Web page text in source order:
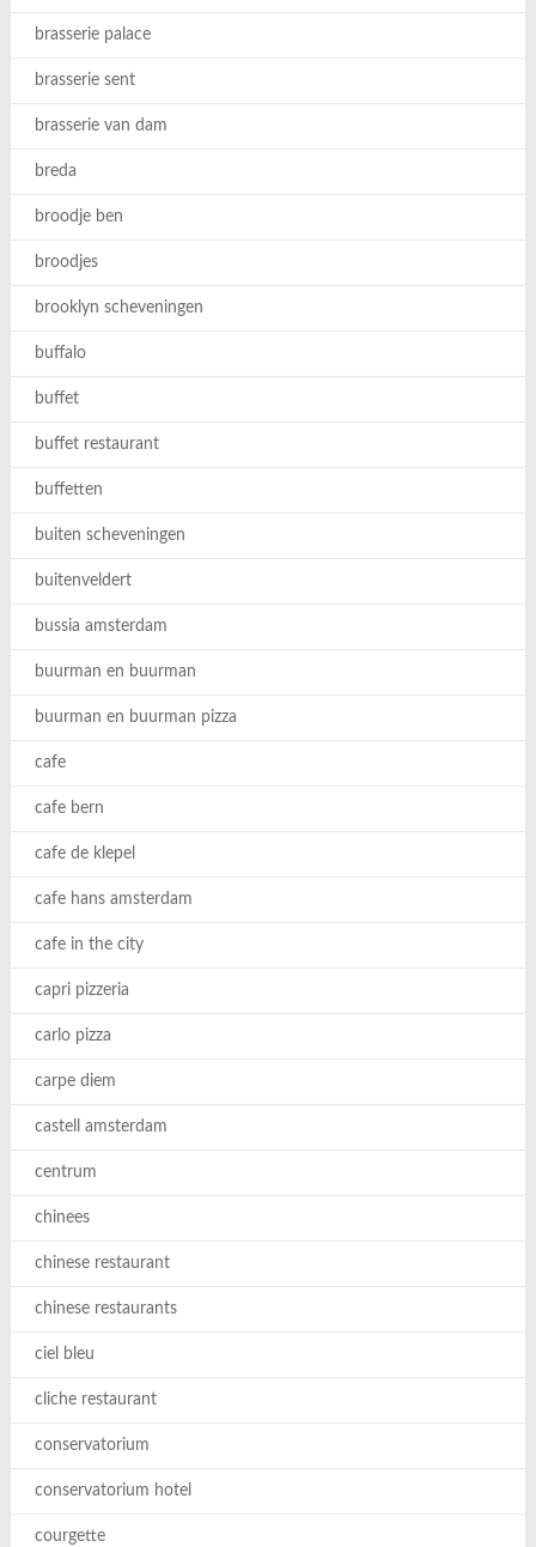
brasserie palace
brasserie sent
brasserie van dam
breda
broodje ben
broodjes
brooklyn scheveningen
buffalo
buffet
buffet restaurant
buffetten
buiten scheveningen
buitenveldert
bussia amsterdam
buurman en buurman
buurman en buurman pizza
cafe
cafe bern
cafe de klepel
cafe hans amsterdam
cafe in the city
capri pizzeria
carlo pizza
carpe diem
castell amsterdam
centrum
chinees
chinese restaurant
chinese restaurants
ciel bleu
cliche restaurant
conservatorium
conservatorium hotel
courgette